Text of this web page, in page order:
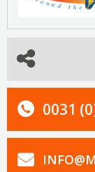
0031